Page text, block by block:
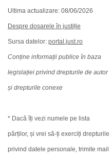
Ultima actualizare: 08/06/2026
Despre dosarele în justiție
Sursa datelor: portal.just.ro
Conține informații publice în baza
legislației privind drepturile de autor
și drepturile conexe
* Dacă îți vezi numele pe lista
părților, și vrei să-ți exerciți drepturile
privind datele personale, trimite mail